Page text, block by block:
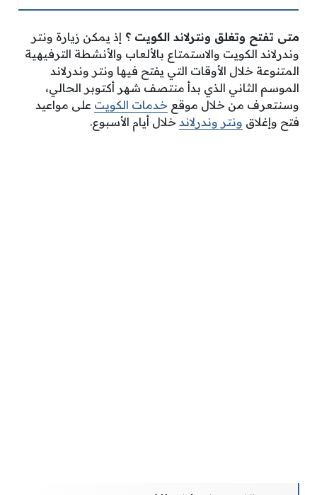
متى تفتح وتغلق ونترلاند الكويت ؟ إذ يمكن زيارة ونتر
وندرلاند الكويت والاستمتاع بالألعاب والأنشطة الترفيهية
المتنوعة خلال الأوقات التي يفتح فيها ونتر وندرلاند
الموسم الثاني الذي بدأ منتصف شهر أكتوبر الحالي،
وسنتعرف من خلال موقع خدمات الكويت على مواعيد
فتح وإغلاق ونتر وندرلاند خلال أيام الأسبوع.